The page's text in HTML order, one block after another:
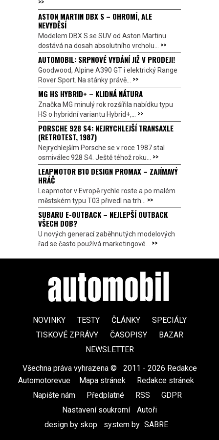
ASTON MARTIN DBX S – OHROMÍ, ALE
NEVYDĚSÍ
Modelem DBX S se SUV od Aston Martinu
dostává na dosah absolutního vrcholu... >>
AUTOMOBIL: SRPNOVÉ VYDÁNÍ JIŽ V PRODEJI!
Goodwood, Alpine A390 GT i elektrický Range
Rover Sport. Na stánky právě... >>
MG HS HYBRID+ – KLIDNÁ NÁTURA
Značka MG minulý rok rozšířila nabídku typu
HS o hybridní variantu Hybrid+,... >>
PORSCHE 928 S4: NEJRYCHLEJŠÍ TRANSAXLE
(RETROTEST, 1987)
Nejrychlejším Porsche se v roce 1987 stal
osmiválec 928 S4. Ještě téhož roku... >>
LEAPMOTOR B10 DESIGN PROMAX – ZAJÍMAVÝ
HRÁČ
Leapmotor v Evropě rychle roste a po malém
městském typu T03 přivedl na trh... >>
SUBARU E-OUTBACK – NEJLEPŠÍ OUTBACK
VŠECH DOB?
U nových generací zaběhnutých modelových
řad se často používá marketingové... >>
NOVINKY TESTY ČLÁNKY
SPECIÁLY
TISKOVÉ ZPRÁVY
ČASOPISY
BAZAR
NEWSLETTER
Všechna práva vyhrazena ©
2011 - 2026 Redakce
Automotorevue
Mapa stránek Redakce stránek
Napište nám
Předplatné RSS GDPR
Nastavení soukromí
Autoři
design by skop
system by SABRE